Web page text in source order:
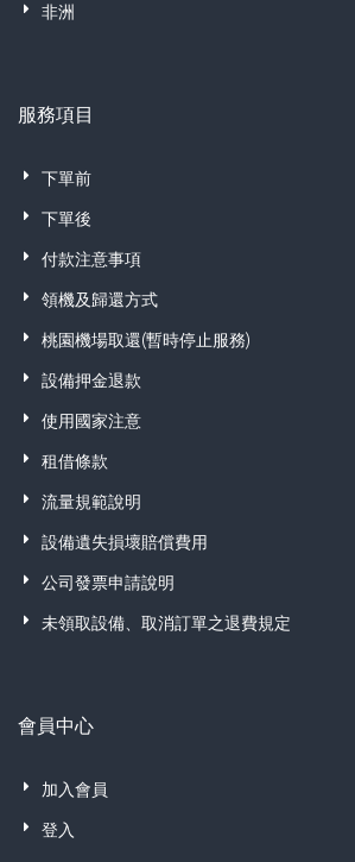
非洲
服務項目
下單前
下單後
付款注意事項
領機及歸還方式
桃園機場取還(暫時停止服務)
設備押金退款
使用國家注意
租借條款
流量規範說明
設備遺失損壞賠償費用
公司發票申請說明
未領取設備、取消訂單之退費規定
會員中心
加入會員
登入